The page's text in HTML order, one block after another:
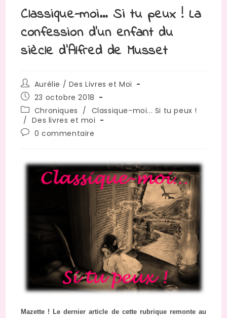
Classique-moi… Si tu peux ! La
confession d’un enfant du
siècle d’Alfred de Musset
Auteur/autrice
de
la
publication :
Aurélie / Des Livres et Moi
Publication
publiée :
23 octobre 2018
Post
category:
Chroniques / Classique-moi... Si tu peux !
/ Des livres et moi
Commentaires
publication :
0 commentaire
Mazette ! Le dernier article de cette rubrique remonte au